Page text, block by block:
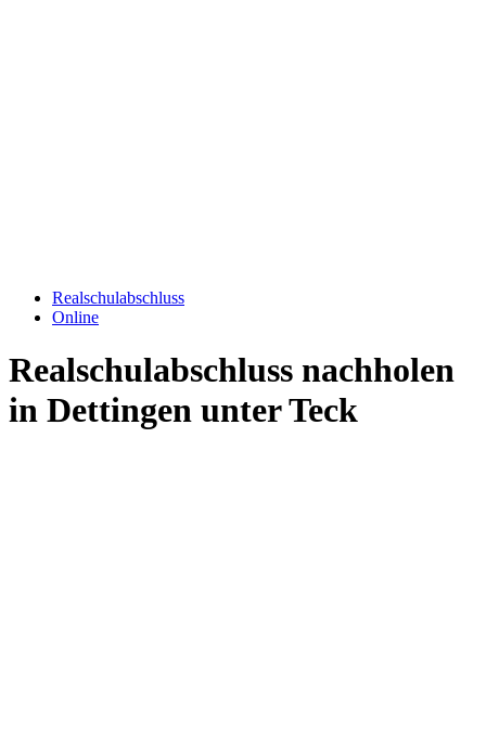
Realschulabschluss
Online
Realschulabschluss nachholen
in Dettingen unter Teck